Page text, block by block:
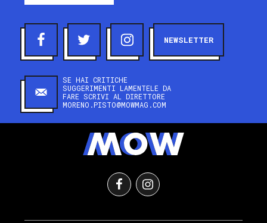
NEWSLETTER
SE HAI CRITICHE
SUGGERIMENTI LAMENTELE DA
FARE SCRIVI AL DIRETTORE
MORENO.PISTO@MOWMAG.COM